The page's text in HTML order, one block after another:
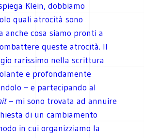
Klein, dobbiamo
quali atrocità sono
anche cosa siamo pronti a
queste atrocità. Il
rarissimo nella scrittura
e profondamente
– e partecipando al
– mi sono trovata ad annuire
di un cambiamento
in cui organizziamo la